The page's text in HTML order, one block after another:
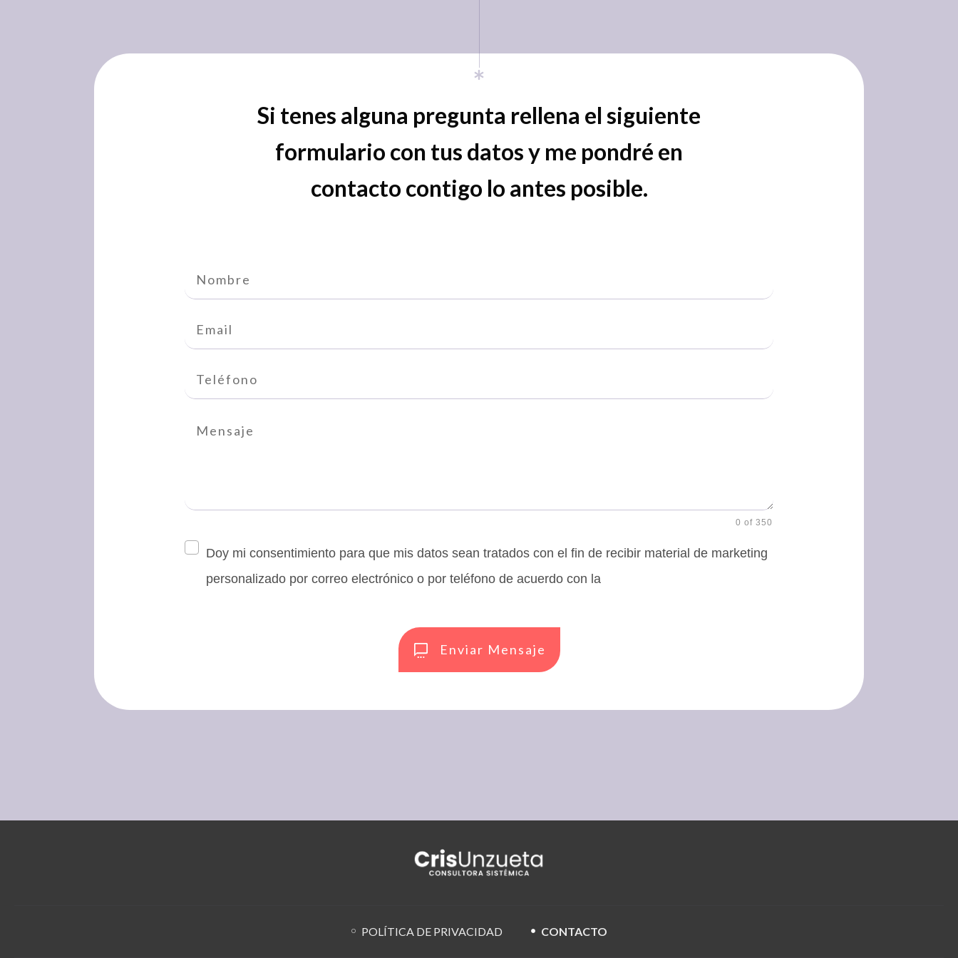
Si tenes alguna pregunta rellena el siguiente
formulario con tus datos y me pondré en
contacto contigo lo antes posible.
0 of 350
Doy mi consentimiento para que mis datos sean tratados con el fin de recibir material de marketing
personalizado por correo electrónico o por teléfono de acuerdo con la
Enviar Mensaje
POLÍTICA DE PRIVACIDAD CONTACTO